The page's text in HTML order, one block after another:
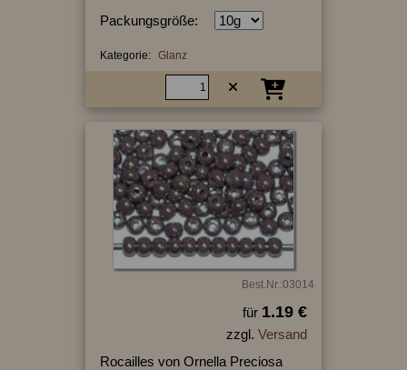
Packungsgröße:
Kategorie: Glanz
Best.Nr.:03014
für 1.19 €
zzgl. Versand
Rocailles von Ornella Preciosa